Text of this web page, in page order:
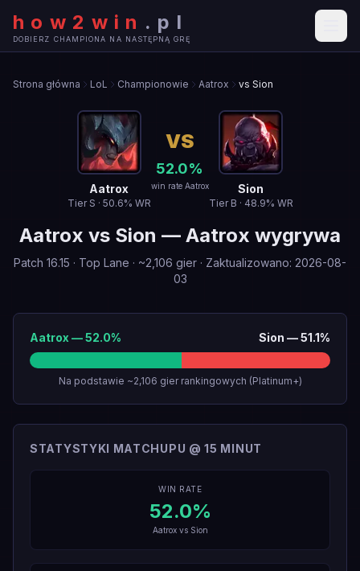
how2win . pl
DOBIERZ CHAMPIONA NA NASTĘPNĄ GRĘ
Strona główna LoL Championowie Aatrox vs Sion
Aatrox
Tier S · 50.6% WR
VS
52.0%
win rate Aatrox Sion
Tier B · 48.9% WR
Aatrox vs Sion — Aatrox wygrywa
Patch 16.15 · Top Lane · ~2,106 gier · Zaktualizowano: 2026-08-
03
Aatrox —52.0% Sion —51.1%
Na podstawie ~2,106 gier rankingowych (Platinum+)
STATYSTYKI MATCHUPU @ 15 MINUT
WIN RATE
52.0%
Aatroxvs Sion